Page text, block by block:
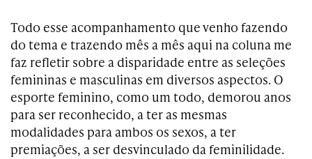
Todo esse acompanhamento que venho fazendo
do tema e trazendo mês a mês aqui na coluna me
faz refletir sobre a disparidade entre as seleções
femininas e masculinas em diversos aspectos. O
esporte feminino, como um todo, demorou anos
para ser reconhecido, a ter as mesmas
modalidades para ambos os sexos, a ter
premiações, a ser desvinculado da feminilidade.